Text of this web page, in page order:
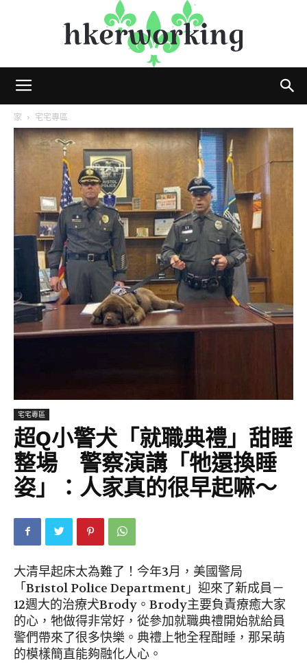
家 宅宅專區
宅宅專區
超Q小警犬「就職典禮」甜睡
整場 警察演講「牠還換睡
姿」：人家真的很早起嘛～
大清早起床太為難了！今年3月，美國警局
「Bristol Police Department」迎來了新成員－
12週大的治療犬Brody。Brody主要負責療癒大家
的心，牠做得非常好，從參加就職典禮開始就給員
警們帶來了很多快樂。典禮上牠全程酣睡，那呆萌
的模樣簡直能夠融化人心。